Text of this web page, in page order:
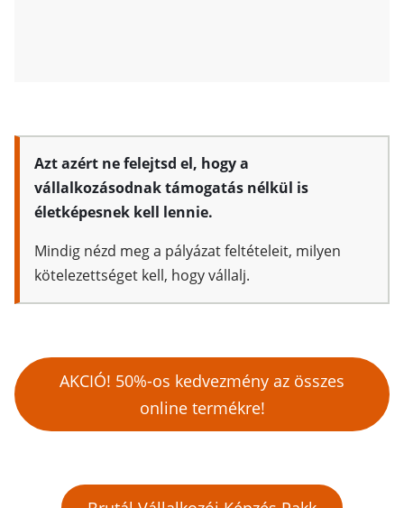
Azt azért ne felejtsd el, hogy a
vállalkozásodnak támogatás nélkül is
életképesnek kell lennie.
Mindig nézd meg a pályázat feltételeit, milyen
kötelezettséget kell, hogy vállalj.
AKCIÓ! 50%-os kedvezmény az összes
online termékre!